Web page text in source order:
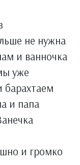
не нужна
и ванночка
уже
барахтаем
и папа
и громко